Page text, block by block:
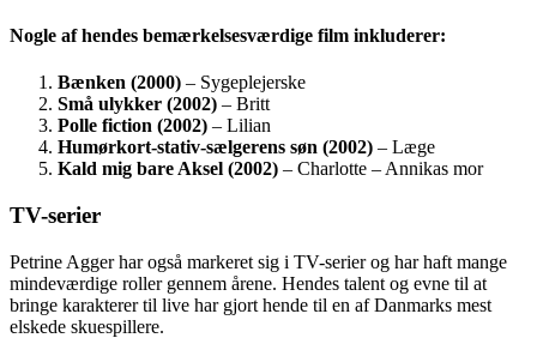
Nogle af hendes bemærkelsesværdige film inkluderer:
Bænken (2000) – Sygeplejerske
Små ulykker (2002) – Britt
Polle fiction (2002) – Lilian
Humørkort-stativ-sælgerens søn (2002) – Læge
Kald mig bare Aksel (2002) – Charlotte – Annikas mor
TV-serier
Petrine Agger har også markeret sig i TV-serier og har haft mange
mindeværdige roller gennem årene. Hendes talent og evne til at
bringe karakterer til live har gjort hende til en af Danmarks mest
elskede skuespillere.